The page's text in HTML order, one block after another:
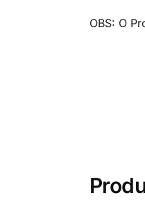
OBS: O